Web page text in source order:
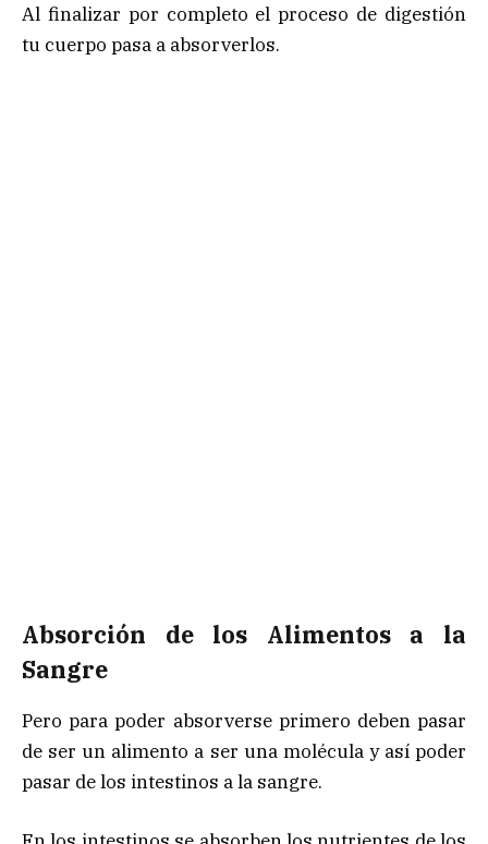
Al finalizar por completo el proceso de digestión
tu cuerpo pasa a absorverlos.
Absorción de los Alimentos a la
Sangre
Pero para poder absorverse primero deben pasar
de ser un alimento a ser una molécula y así poder
pasar de los intestinos a la sangre.